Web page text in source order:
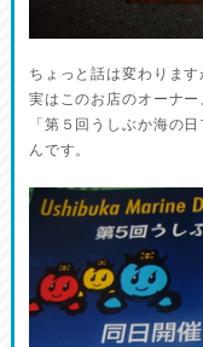
ちょっと話は変わります
実はこのお店のオーナー
「第５回うしぶか海の
んです。